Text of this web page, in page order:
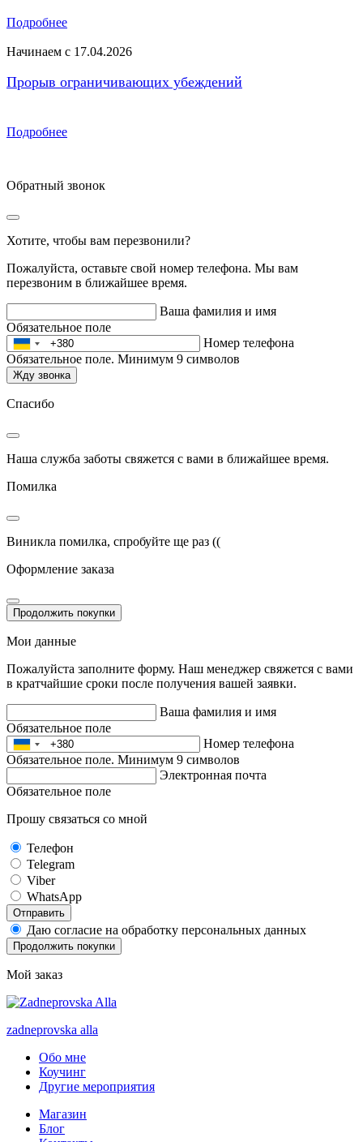
Подробнее
Начинаем с 17.04.2026
Прорыв ограничивающих убеждений
Подробнее
Обратный звонок
Хотите, чтобы вам перезвонили?
Пожалуйста, оставьте свой номер телефона. Мы вам
перезвоним в ближайшее время.
Ваша фамилия и имя
Обязательное поле
Номер телефона
Обязательное поле. Минимум 9 символов
Жду звонка
Спасибо
Наша служба заботы свяжется с вами в ближайшее время.
Помилка
Виникла помилка, спробуйте ще раз ((
Оформление заказа
Продолжить покупки
Мои данные
Пожалуйста заполните форму. Наш менеджер свяжется с вами
в кратчайшие сроки после получения вашей заявки.
Ваша фамилия и имя
Обязательное поле
Номер телефона
Обязательное поле. Минимум 9 символов
Электронная почта
Обязательное поле
Прошу связаться со мной
Телефон
Telegram
Viber
WhatsApp
Отправить
Даю согласие на обработку персональных данных
Продолжить покупки
Мой заказ
zadneprovska alla
Обо мне
Коучинг
Другие мероприятия
Магазин
Блог